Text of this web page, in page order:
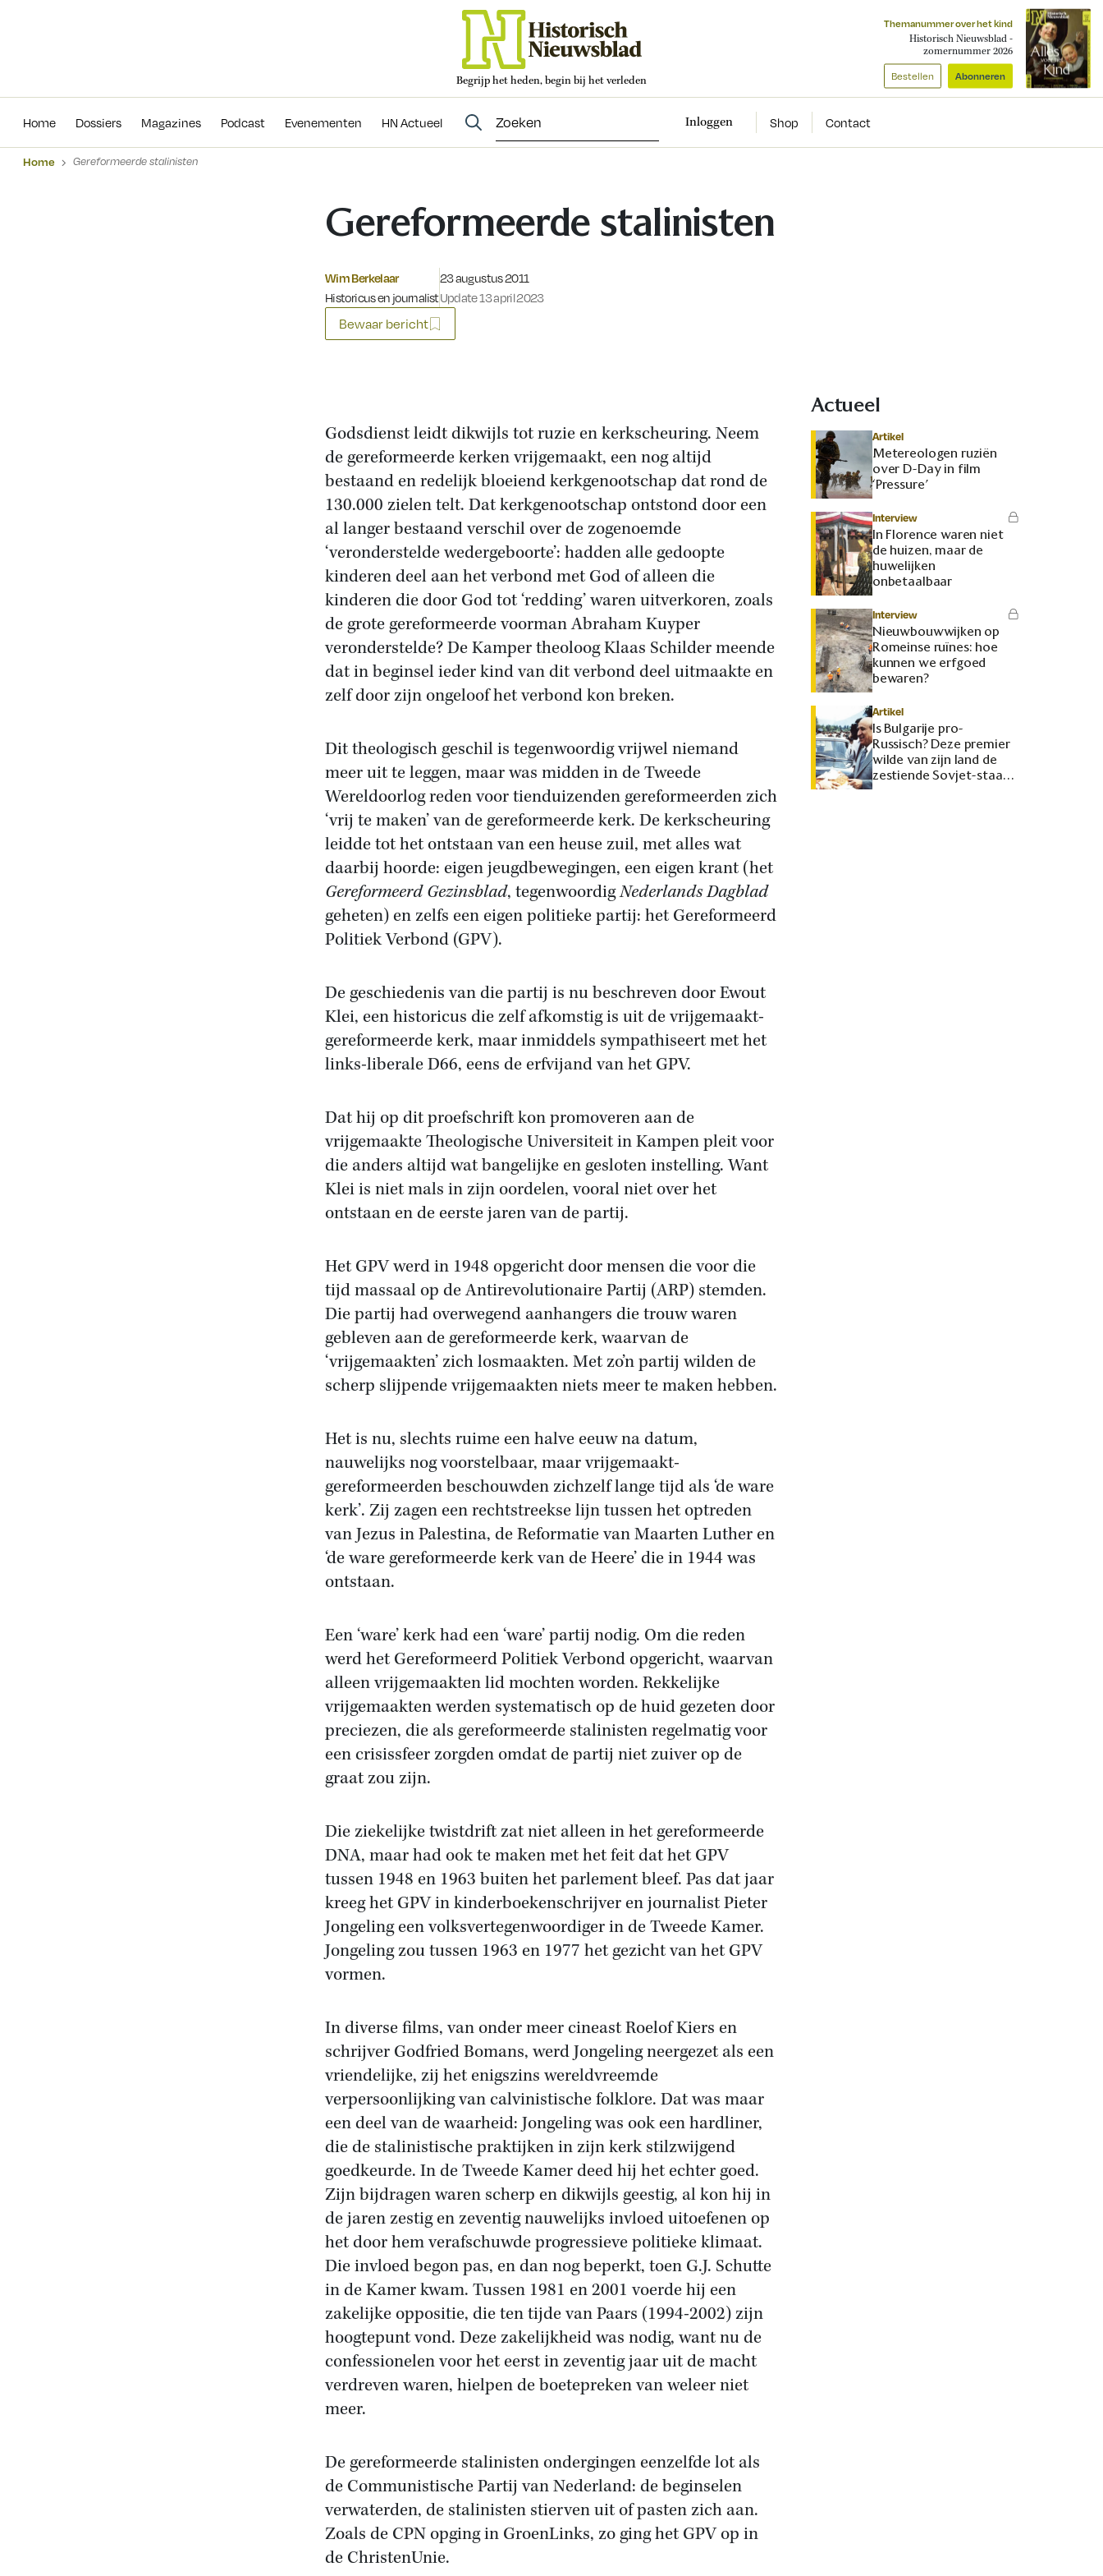
Begrijp het heden, begin bij het verleden
Themanummer over het kind
Historisch Nieuwsblad -
zomernummer 2026
Bestellen Abonneren
Home Dossiers Magazines Podcast Evenementen HN Actueel Inloggen Shop Contact
Evenementen
Home Gereformeerde stalinisten
Gereformeerde stalinisten
Wim Berkelaar
Historicus en journalist
Gepubliceerd op:
23 augustus 2011
Update 13 april 2023
Bewaar bericht
Godsdienst leidt dikwijls tot ruzie en kerkscheuring. Neem
de gereformeerde kerken vrijgemaakt, een nog altijd
bestaand en redelijk bloeiend kerkgenootschap dat rond de
130.000 zielen telt. Dat kerkgenootschap ontstond door een
al langer bestaand verschil over de zogenoemde
‘veronderstelde wedergeboorte’: hadden alle gedoopte
kinderen deel aan het verbond met God of alleen die
kinderen die door God tot ‘redding’ waren uitverkoren, zoals
de grote gereformeerde voorman Abraham Kuyper
veronderstelde? De Kamper theoloog Klaas Schilder meende
dat in beginsel ieder kind van dit verbond deel uitmaakte en
zelf door zijn ongeloof het verbond kon breken.
Dit theologisch geschil is tegenwoordig vrijwel niemand
meer uit te leggen, maar was midden in de Tweede
Wereldoorlog reden voor tienduizenden gereformeerden zich
‘vrij te maken’ van de gereformeerde kerk. De kerkscheuring
leidde tot het ontstaan van een heuse zuil, met alles wat
daarbij hoorde: eigen jeugdbewegingen, een eigen krant (het
Gereformeerd Gezinsblad, tegenwoordigNederlands Dagblad
geheten) en zelfs een eigen politieke partij: het Gereformeerd
Politiek Verbond (GPV).
De geschiedenis van die partij is nu beschreven door Ewout
Klei, een historicus die zelf afkomstig is uit de vrijgemaakt-
gereformeerde kerk, maar inmiddels sympathiseert met het
links-liberale D66, eens de erfvijand van het GPV.
Dat hij op dit proefschrift kon promoveren aan de
vrijgemaakte Theologische Universiteit in Kampen pleit voor
die anders altijd wat bangelijke en gesloten instelling. Want
Klei is niet mals in zijn oordelen, vooral niet over het
ontstaan en de eerste jaren van de partij.
Het GPV werd in 1948 opgericht door mensen die voor die
tijd massaal op de Antirevolutionaire Partij (ARP) stemden.
Die partij had overwegend aanhangers die trouw waren
gebleven aan de gereformeerde kerk, waarvan de
‘vrijgemaakten’ zich losmaakten. Met zo’n partij wilden de
scherp slijpende vrijgemaakten niets meer te maken hebben.
Het is nu, slechts ruime een halve eeuw na datum,
nauwelijks nog voorstelbaar, maar vrijgemaakt-
gereformeerden beschouwden zichzelf lange tijd als ‘de ware
kerk’. Zij zagen een rechtstreekse lijn tussen het optreden
van Jezus in Palestina, de Reformatie van Maarten Luther en
‘de ware gereformeerde kerk van de Heere’ die in 1944 was
ontstaan.
Een ‘ware’ kerk had een ‘ware’ partij nodig. Om die reden
werd het Gereformeerd Politiek Verbond opgericht, waarvan
alleen vrijgemaakten lid mochten worden. Rekkelijke
vrijgemaakten werden systematisch op de huid gezeten door
preciezen, die als gereformeerde stalinisten regelmatig voor
een crisissfeer zorgden omdat de partij niet zuiver op de
graat zou zijn.
Die ziekelijke twistdrift zat niet alleen in het gereformeerde
DNA, maar had ook te maken met het feit dat het GPV
tussen 1948 en 1963 buiten het parlement bleef. Pas dat jaar
kreeg het GPV in kinderboekenschrijver en journalist Pieter
Jongeling een volksvertegenwoordiger in de Tweede Kamer.
Jongeling zou tussen 1963 en 1977 het gezicht van het GPV
vormen.
In diverse films, van onder meer cineast Roelof Kiers en
schrijver Godfried Bomans, werd Jongeling neergezet als een
vriendelijke, zij het enigszins wereldvreemde
verpersoonlijking van calvinistische folklore. Dat was maar
een deel van de waarheid: Jongeling was ook een hardliner,
die de stalinistische praktijken in zijn kerk stilzwijgend
goedkeurde. In de Tweede Kamer deed hij het echter goed.
Zijn bijdragen waren scherp en dikwijls geestig, al kon hij in
de jaren zestig en zeventig nauwelijks invloed uitoefenen op
het door hem verafschuwde progressieve politieke klimaat.
Die invloed begon pas, en dan nog beperkt, toen G.J. Schutte
in de Kamer kwam. Tussen 1981 en 2001 voerde hij een
zakelijke oppositie, die ten tijde van Paars (1994-2002) zijn
hoogtepunt vond. Deze zakelijkheid was nodig, want nu de
confessionelen voor het eerst in zeventig jaar uit de macht
verdreven waren, hielpen de boetepreken van weleer niet
meer.
De gereformeerde stalinisten ondergingen eenzelfde lot als
de Communistische Partij van Nederland: de beginselen
verwaterden, de stalinisten stierven uit of pasten zich aan.
Zoals de CPN opging in GroenLinks, zo ging het GPV op in
de ChristenUnie.
Actueel
Artikel
Metereologen ruziën
over D-Day in film
‘Pressure’
Interview
In Florence waren niet
de huizen, maar de
huwelijken
onbetaalbaar
Interview
Nieuwbouwwijken op
Romeinse ruïnes: hoe
kunnen we erfgoed
bewaren?
Artikel
Is Bulgarije pro-
Russisch? Deze premier
wilde van zijn land de
zestiende Sovjet-staat
maken